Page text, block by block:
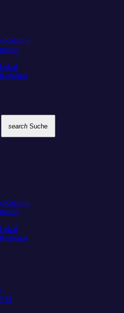
Rotation
search Suche
Rotation